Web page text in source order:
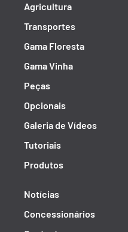
Agricultura
Transportes
Gama Floresta
Gama Vinha
Peças
Opcionais
Galeria de Vídeos
Tutoriais
Produtos
Notícias
Concessionários